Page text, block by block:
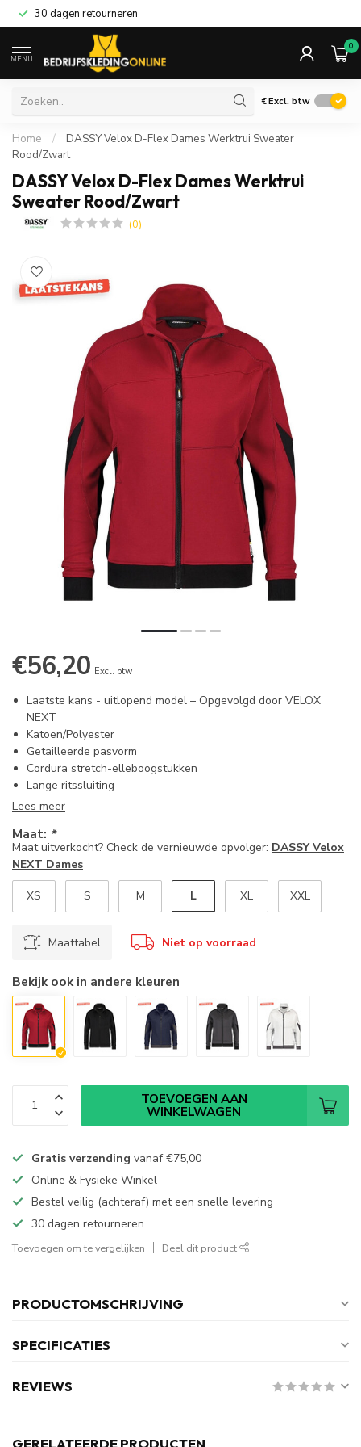
30 dagen retourneren
MENU
0
€Excl. btw
Home /
DASSY Velox D-Flex Dames Werktrui Sweater
Rood/Zwart
DASSY Velox D-Flex Dames Werktrui
Sweater Rood/Zwart
(0)
€56,20 Excl. btw
Laatste kans - uitlopend model – Opgevolgd door VELOX
NEXT
Katoen/Polyester
Getailleerde pasvorm
Cordura stretch-elleboogstukken
Lange ritssluiting
Lees meer
Maat uitverkocht? Check de vernieuwde opvolger: DASSY Velox
NEXT Dames
Maat: *
XS S M L XL XXL
Maattabel Niet op voorraad
Bekijk ook in andere kleuren
TOEVOEGEN AAN
WINKELWAGEN
Gratis verzending vanaf€75,00
Online & Fysieke Winkel
Bestel veilig (achteraf) met een snelle levering
30 dagen retourneren
Toevoegen om te vergelijken Deel dit product
PRODUCTOMSCHRIJVING
SPECIFICATIES
REVIEWS
GERELATEERDE PRODUCTEN